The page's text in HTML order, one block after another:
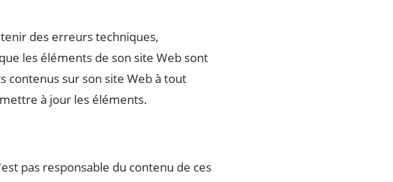
des erreurs techniques,
les éléments de son site Web sont
contenus sur son site Web à tout
à jour les éléments.
pas responsable du contenu de ces